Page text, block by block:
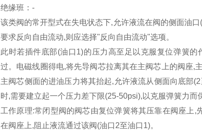
绝缘班： -
该类阀的常开型式在失电状态下,允许液流在阀的侧面油
要求反向自由流动,则应选择"反向自由流动"选项。
此时若插件底部(油口1)的压力高至足以克服复位弹簧
过。电磁线圈得电,将先导阀芯拉离其在主阀芯上的阀座,
主阀芯侧面的进油压力将其抬起,允许液流从侧面向底部
时,需要建立起一个压力差下限(25-50psi),以克服弹簧力而
工作原理:常闭型阀的阀芯由复位弹簧将其压靠在阀座上
在阀座上,阻止液流通过该阀(油口2至油口1)。